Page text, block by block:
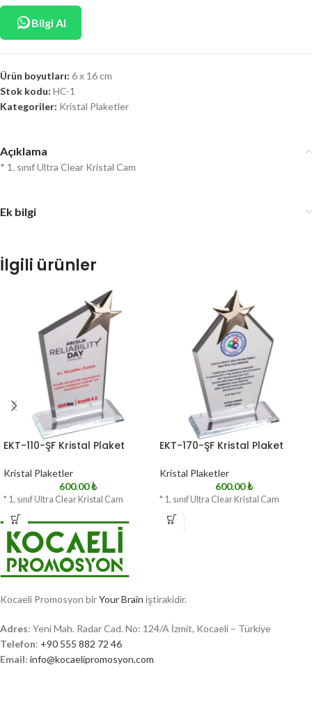
Bilgi Al
Ürün boyutları: 6 x 16 cm
Stok kodu: HC-1
Kategoriler: Kristal Plaketler
Açıklama
* 1. sınıf Ultra Clear Kristal Cam
Ek bilgi
İlgili ürünler
EKT-110-ŞF Kristal Plaket
Kristal Plaketler
600.00₺
* 1. sınıf Ultra Clear Kristal Cam
EKT-170-ŞF Kristal Plaket
Kristal Plaketler
600.00₺
* 1. sınıf Ultra Clear Kristal Cam
Kocaeli Promosyon birYour Brain iştirakidir.
Adres: Yeni Mah. Radar Cad. No: 124/A İzmit, Kocaeli – Türkiye
Telefon: +90 555 882 72 46
Email: info@kocaelipromosyon.com